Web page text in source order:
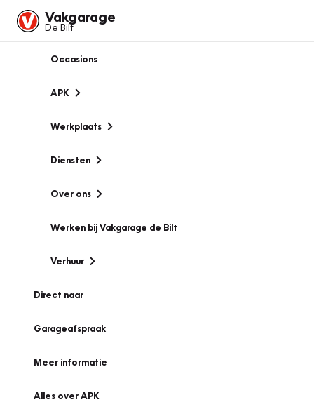
Vakgarage
De Bilt
Occasions
APK
Werkplaats
Diensten
Over ons
Werken bij Vakgarage de Bilt
Verhuur
Direct naar
Garageafspraak
Meer informatie
Alles over APK